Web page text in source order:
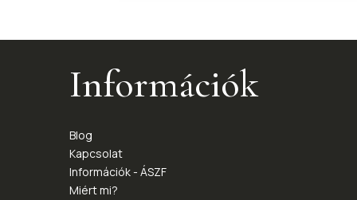
Információk
Blog
Kapcsolat
Információk - ÁSZF
Miért mi?